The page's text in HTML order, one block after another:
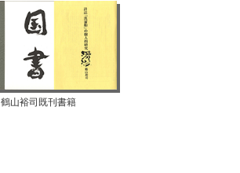
鶴山裕司既刊書籍